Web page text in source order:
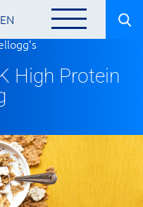
EN
High Protein